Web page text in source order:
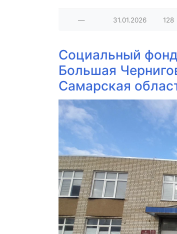
— 31.01.2026 128
Социальный
Большая
Самарская